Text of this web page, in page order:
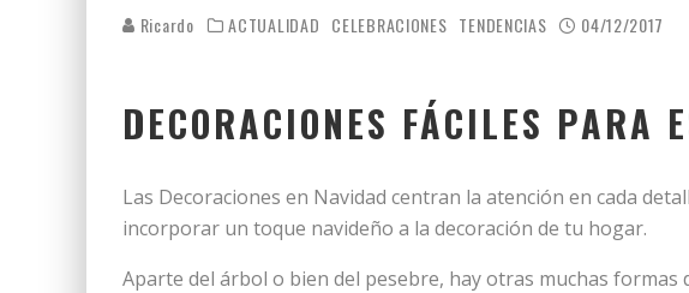
Ricardo ACTUALIDAD CELEBRACIONES TENDENCIAS 04/12/2017
DECORACIONES FÁCILES PARA
Las Decoraciones en Navidad centran la atención en cada
incorporar un toque navideño a la decoración de tu hogar.
Aparte del árbol o bien del pesebre, hay otras muchas formas